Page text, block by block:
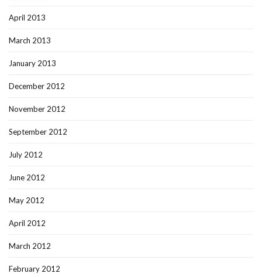
April 2013
March 2013
January 2013
December 2012
November 2012
September 2012
July 2012
June 2012
May 2012
April 2012
March 2012
February 2012